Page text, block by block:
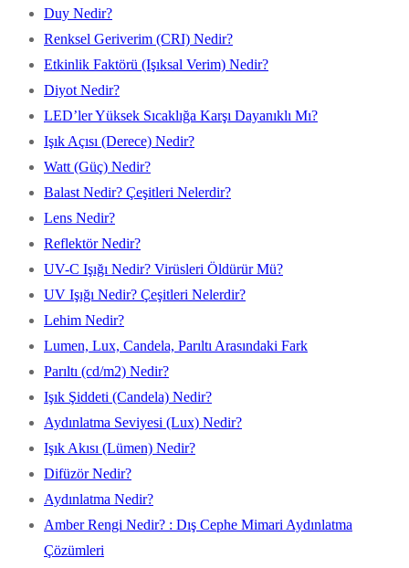
Duy Nedir?
Renksel Geriverim (CRI) Nedir?
Etkinlik Faktörü (Işıksal Verim) Nedir?
Diyot Nedir?
LED’ler Yüksek Sıcaklığa Karşı Dayanıklı Mı?
Işık Açısı (Derece) Nedir?
Watt (Güç) Nedir?
Balast Nedir? Çeşitleri Nelerdir?
Lens Nedir?
Reflektör Nedir?
UV-C Işığı Nedir? Virüsleri Öldürür Mü?
UV Işığı Nedir? Çeşitleri Nelerdir?
Lehim Nedir?
Lumen, Lux, Candela, Parıltı Arasındaki Fark
Parıltı (cd/m2) Nedir?
Işık Şiddeti (Candela) Nedir?
Aydınlatma Seviyesi (Lux) Nedir?
Işık Akısı (Lümen) Nedir?
Difüzör Nedir?
Aydınlatma Nedir?
Amber Rengi Nedir? : Dış Cephe Mimari Aydınlatma
Çözümleri